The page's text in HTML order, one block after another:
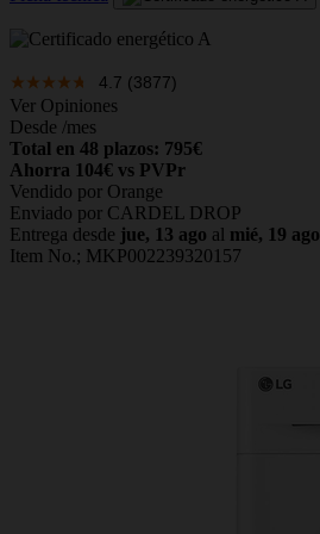
4.7 (3877)
Ver Opiniones
Desde /mes
Total en 48 plazos: 795€
Ahorra 104€ vs PVPr
Vendido por Orange
Enviado por CARDEL DROP
Entrega desde jue, 13 ago al mié, 19 ago
Item No.; MKP002239320157